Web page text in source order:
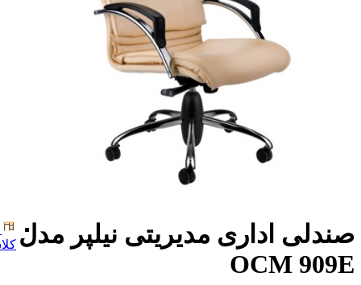
صندلی اداری مدیریتی نیلپر مدل
OCM 909E